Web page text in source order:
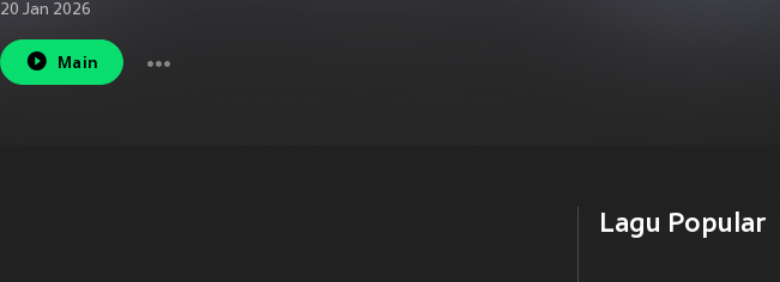
20 Jan 2026
Main
Lagu Popular